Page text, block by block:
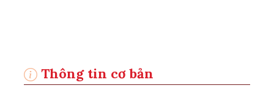
Thông tin cơ bản